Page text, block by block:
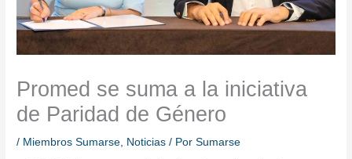
Promed se suma a la iniciativa
de Paridad de Género
/ Miembros Sumarse Noticias / PorSumarse